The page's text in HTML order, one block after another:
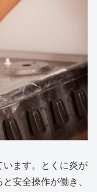
います。とくに炎が
安全操作が働き、